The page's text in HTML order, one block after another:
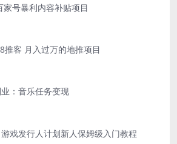
家号暴利内容补贴项目
推客 月入过万的地推项目
：音乐任务变现
戏发行人计划新人保姆级入门教程